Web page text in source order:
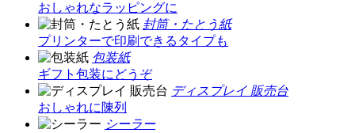
おしゃれなラッピングに
封筒・たとう紙
プリンターで印刷できるタイプも
包装紙
ギフト包装にどうぞ
ディスプレイ 販売台
おしゃれに陳列
シーラー